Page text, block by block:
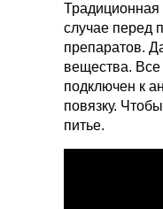
Традиционная
случае перед
препаратов.
вещества.
подключен к
повязку.
питье.